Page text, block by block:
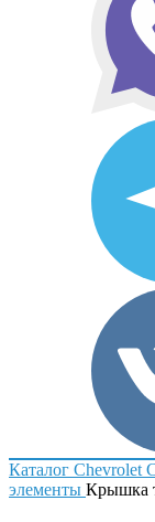
Каталог Chevrolet
элементы Крышка